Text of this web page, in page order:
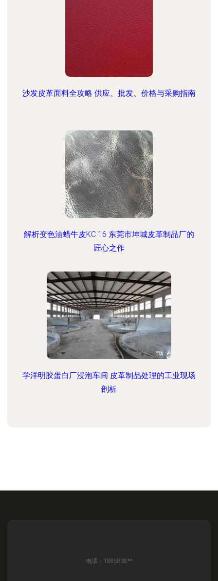
沙发皮革面料全攻略 供应、批发、价格与采购指南
解析变色油蜡牛皮KC 16 东莞市坤城皮革制品厂的
匠心之作
学洋明胶蛋白厂浸泡车间 皮革制品处理的工业现场
剖析
电话：1888838**